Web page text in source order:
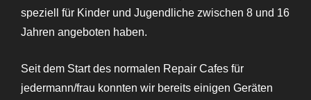
speziell für Kinder und Jugendliche zwischen 8 und 16
Jahren angeboten haben.
Seit dem Start des normalen Repair Cafes für
jedermann/frau konnten wir bereits einigen Geräten